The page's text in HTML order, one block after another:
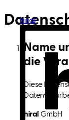
hiral
hiral
Name
die
Diese
hiral GmbH